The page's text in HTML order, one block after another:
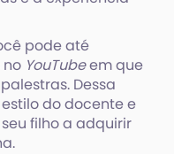
pode até
no YouTubeem que
Dessa
do docente e
filho a adquirir